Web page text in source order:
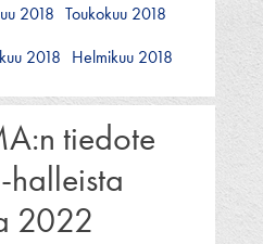
2018 Toukokuu 2018
2018 Helmikuu 2018
tiedote
halleista
2022